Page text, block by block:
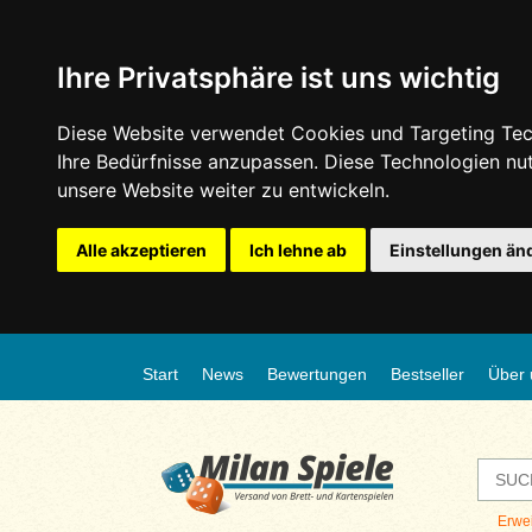
Ihre Privatsphäre ist uns wichtig
Diese Website verwendet Cookies und Targeting
Ihre Bedürfnisse anzupassen. Diese Technologien
unsere Website weiter zu entwickeln.
Alle akzeptieren Ich lehne ab Einstellungen
Start News Bewertungen Bestseller Über